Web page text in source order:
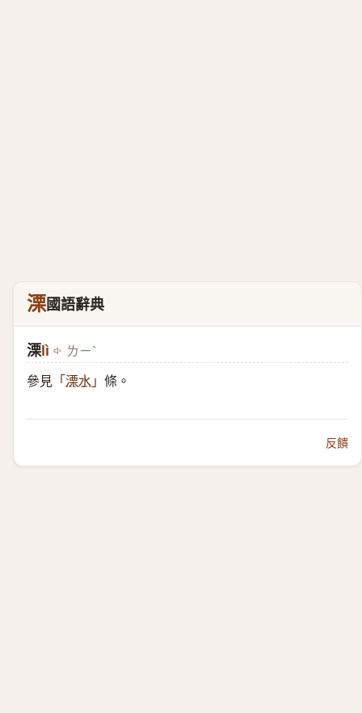
溧國語辭典
溧 lì ㄌㄧˋ
參見 「 溧水 」 條。
反饋